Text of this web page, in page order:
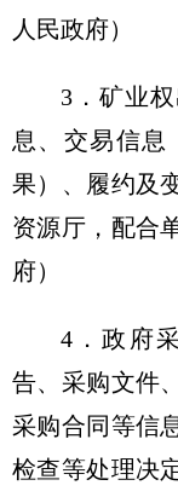
人民政府）
3．矿业
息、交易信息
果）、履约及
资源厅，配合
府）
4．政府
告、采购文件
采购合同等信
检查等处理决